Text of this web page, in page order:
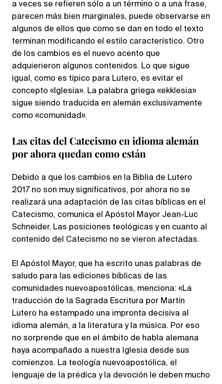
a veces se refieren sólo a un término o a una frase,
parecen más bien marginales, puede observarse en
algunos de ellos que como se dan en todo el texto
terminan modificando el estilo característico. Otro
de los cambios es el nuevo acento que
adquierieron algunos contenidos. Lo que sigue
igual, como es típico para Lutero, es evitar el
concepto «Iglesia». La palabra griega «ekklesia»
sigue siendo traducida en alemán exclusivamente
como «comunidad».
Las citas del Catecismo en idioma alemán
por ahora quedan como están
Debido a que los cambios en la Biblia de Lutero
2017 no son muy significativos, por ahora no se
realizará una adaptación de las citas bíblicas en el
Catecismo, comunica el Apóstol Mayor Jean-Luc
Schneider. Las posiciones teológicas y en cuanto al
contenido del Catecismo no se vieron afectadas.
El Apóstol Mayor, que ha escrito unas palabras de
saludo para las ediciones bíblicas de las
comunidades nuevoapostólicas, menciona: «La
traducción de la Sagrada Escritura por Martín
Lutero ha estampado una impronta decisiva al
idioma alemán, a la literatura y la música. Por eso
no sorprende que en el ámbito de habla alemana
haya acompañado a nuestra Iglesia desde sus
comienzos. La teología nuevoapostólica, el
lenguaje de la prédica y la devoción le deben mucho